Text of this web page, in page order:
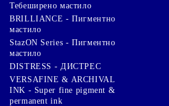
Тебеширено мастило
BRILLIANCE - Пигментно
мастило
StazON Series - Пигментно
мастило
DISTRESS - ДИСТРЕС
VERSAFINE & ARCHIVAL
INK - Super fine pigment &
permanent ink